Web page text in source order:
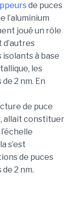
de puces
l’aluminium
joué un rôle
à base
les
2 nm. En
de puce
allait constituer
s’est
de puces
2 nm.